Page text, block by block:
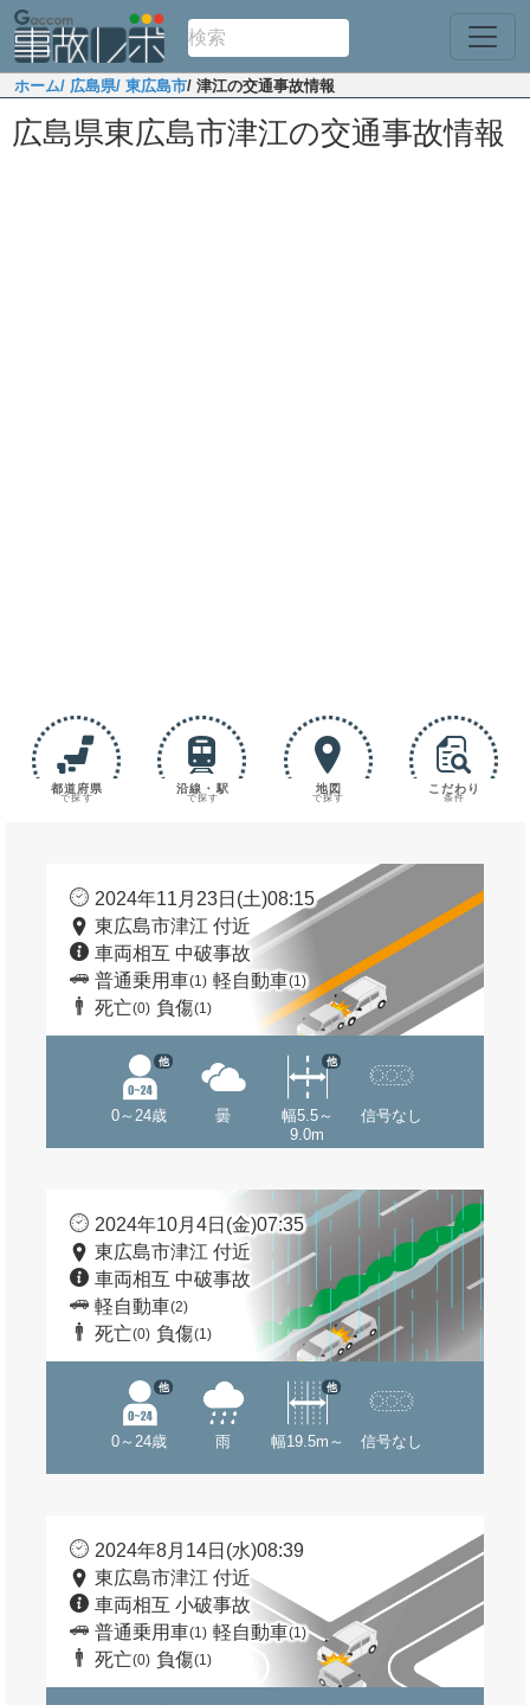
ホーム/ 広島県/ 東広島市/ 津江の交通事故情報
広島県東広島市津江の交通事故情報
都道府県
で探す
沿線・駅
で探す
地図
で探す
こだわり
条件
2024年11月23日(土)08:15
東広島市津江 付近
車両相互 中破事故
普通乗用車(1) 軽自動車(1)
死亡(0) 負傷(1)
0～24歳
他
曇
幅5.5～
9.0m
他
信号なし
2024年10月4日(金)07:35
東広島市津江 付近
車両相互 中破事故
軽自動車(2)
死亡(0) 負傷(1)
0～24歳
他
雨 幅19.5m～
他
信号なし
2024年8月14日(水)08:39
東広島市津江 付近
車両相互 小破事故
普通乗用車(1) 軽自動車(1)
死亡(0) 負傷(1)